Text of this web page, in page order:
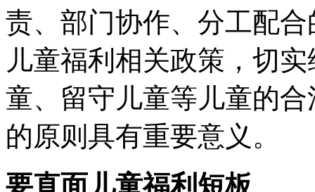
责、部门协作、分工配
儿童福利相关政策，切
童、留守儿童等儿童的
的原则具有重要意义。
要直面儿童福利短板